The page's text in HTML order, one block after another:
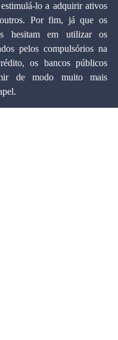
lo a adquirir ativos
Por fim, já que os
hesitam em utilizar os
pelos compulsórios na
os bancos públicos
de modo muito mais